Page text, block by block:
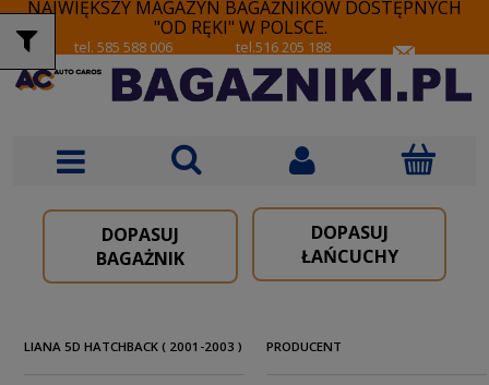
NAJWIĘKSZY MAGAZYN BAGAŻNIKÓW DOSTĘPNYCH
"OD RĘKI" W POLSCE.
tel. 585 588 006 tel.516 205 188
DOPASUJ
BAGAŻNIK
DOPASUJ
ŁAŃCUCHY
LIANA 5D HATCHBACK ( 2001-2003 ) PRODUCENT